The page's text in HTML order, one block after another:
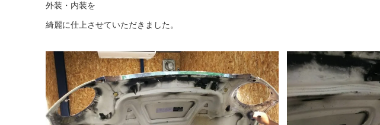
外装・内装を
綺麗に仕上させていただきました。